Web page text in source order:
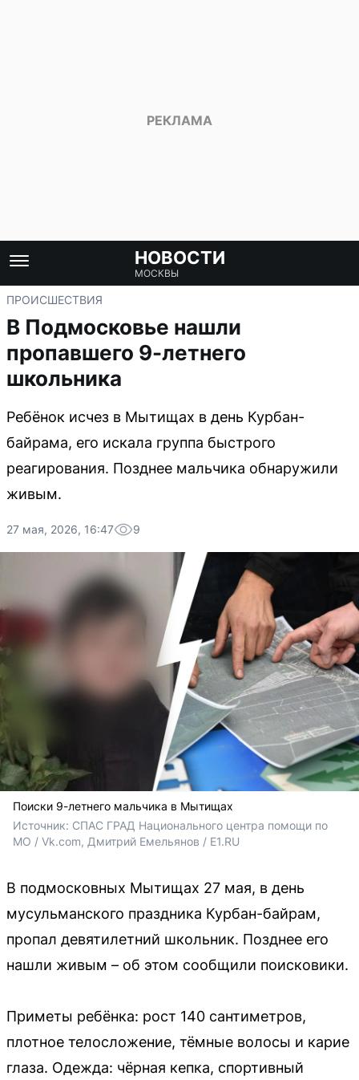
НОВОСТИ
МОСКВЫ
ПРОИСШЕСТВИЯ
В Подмосковье нашли
пропавшего 9-летнего
школьника
Ребёнок исчез в Мытищах в день Курбан-
байрама, его искала группа быстрого
реагирования. Позднее мальчика обнаружили
живым.
27 мая, 2026, 16:47 9
Поиски 9-летнего мальчика в Мытищах
Источник: СПАС ГРАД Национального центра помощи по
МО / Vk.com, Дмитрий Емельянов / E1.RU
В подмосковных Мытищах 27 мая, в день
мусульманского праздника Курбан-байрам,
пропал девятилетний школьник. Позднее его
нашли живым – об этом сообщили поисковики.
Приметы ребёнка: рост 140 сантиметров,
плотное телосложение, тёмные волосы и карие
глаза. Одежда: чёрная кепка, спортивный